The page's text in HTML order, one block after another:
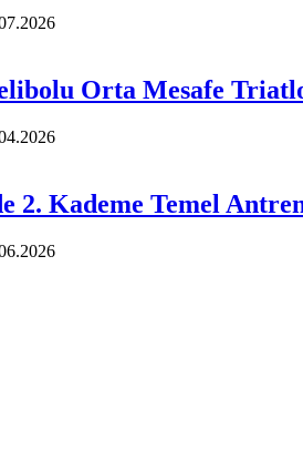
Orta Mesafe
2. Kademe Temel